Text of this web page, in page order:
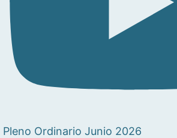
Pleno Ordinario Junio 2026